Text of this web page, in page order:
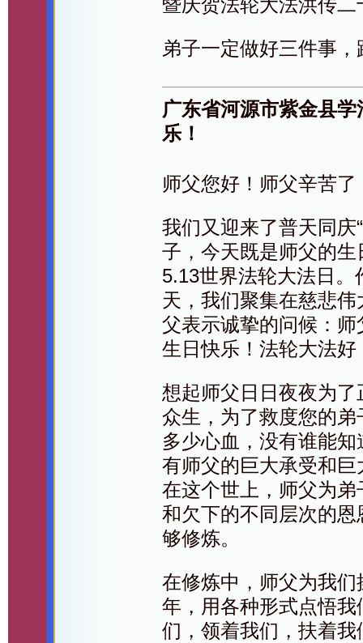
暨庆贺法轮大法洪传二
弟子一定做好三件事
广东省河源市紫金县
乐！
师父您好！师父辛苦了
我们又迎来了普天同庆
子，今天既是师父的
5.13世界法轮大法日
天，我们聚集在慈悲
父表示诚挚的问候：
生日快乐！法轮大法好
想起师父日日夜夜为
众生，为了救度您的
多少心血，没有谁能
有师父的巨大承受和
在这个世上，师父为
和欠下的不同层次的
够修炼。
在修炼中，师父为我
年，用各种形式点悟
们，领着我们，扶着